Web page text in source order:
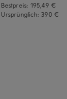
Bestpreis: 195,49 €
Ursprünglich:390 €